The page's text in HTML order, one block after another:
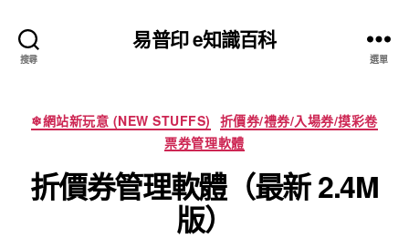
搜尋
易普印 e知識百科
選單
分
類
❄網站新玩意 (NEW STUFFS) 折價券/禮券/入場券/摸彩卷
票券管理軟體
折價券管理軟體（最新 2.4M
版）